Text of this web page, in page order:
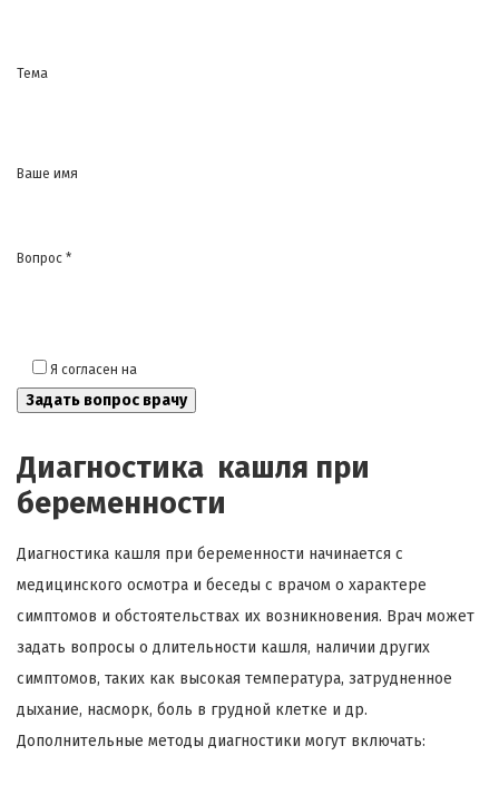
Тема
Ваше имя
Вопрос *
Я согласен на
Диагностика кашля при
беременности
Диагностика кашля при беременности начинается с
медицинского осмотра и беседы с врачом о характере
симптомов и обстоятельствах их возникновения. Врач может
задать вопросы о длительности кашля, наличии других
симптомов, таких как высокая температура, затрудненное
дыхание, насморк, боль в грудной клетке и др.
Дополнительные методы диагностики могут включать: